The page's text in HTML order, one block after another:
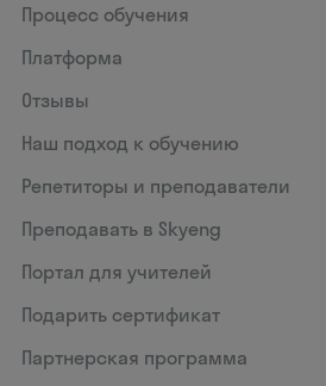
Процесс обучения
Платформа
Отзывы
Наш подход к обучению
Репетиторы и преподаватели
Преподавать в Skyeng
Портал для учителей
Подарить сертификат
Партнерская программа